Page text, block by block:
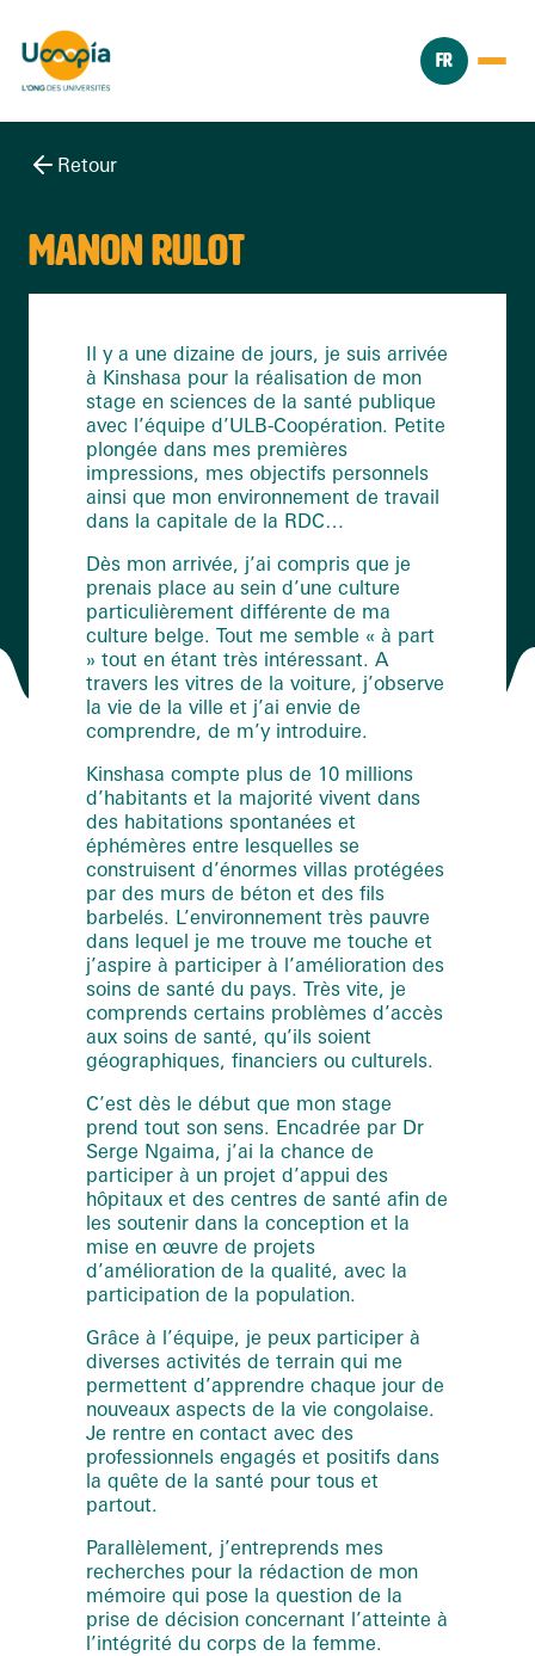
FR
Retour
MANON RULOT
Il y a une dizaine de jours, je suis arrivée
à Kinshasa pour la réalisation de mon
stage en sciences de la santé publique
avec l’équipe d’ULB-Coopération. Petite
plongée dans mes premières
impressions, mes objectifs personnels
ainsi que mon environnement de travail
dans la capitale de la RDC…
Dès mon arrivée, j’ai compris que je
prenais place au sein d’une culture
particulièrement différente de ma
culture belge. Tout me semble « à part
» tout en étant très intéressant. A
travers les vitres de la voiture, j’observe
la vie de la ville et j’ai envie de
comprendre, de m’y introduire.
Kinshasa compte plus de 10 millions
d’habitants et la majorité vivent dans
des habitations spontanées et
éphémères entre lesquelles se
construisent d’énormes villas protégées
par des murs de béton et des fils
barbelés. L’environnement très pauvre
dans lequel je me trouve me touche et
j’aspire à participer à l’amélioration des
soins de santé du pays. Très vite, je
comprends certains problèmes d’accès
aux soins de santé, qu’ils soient
géographiques, financiers ou culturels.
C’est dès le début que mon stage
prend tout son sens. Encadrée par Dr
Serge Ngaima, j’ai la chance de
participer à un projet d’appui des
hôpitaux et des centres de santé afin de
les soutenir dans la conception et la
mise en œuvre de projets
d’amélioration de la qualité, avec la
participation de la population.
Grâce à l’équipe, je peux participer à
diverses activités de terrain qui me
permettent d’apprendre chaque jour de
nouveaux aspects de la vie congolaise.
Je rentre en contact avec des
professionnels engagés et positifs dans
la quête de la santé pour tous et
partout.
Parallèlement, j’entreprends mes
recherches pour la rédaction de mon
mémoire qui pose la question de la
prise de décision concernant l’atteinte à
l’intégrité du corps de la femme.